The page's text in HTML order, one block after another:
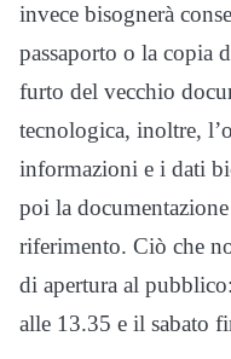
invece bisognerà
passaporto o la copia
furto del vecchio
tecnologica, inoltre,
informazioni e i dati
poi la
riferimento. Ciò che
di apertura al
alle 13.35 e il sabato